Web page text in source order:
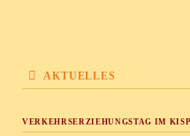
AKTUELLES
VERKEHRSERZIEHUNGSTAG IM